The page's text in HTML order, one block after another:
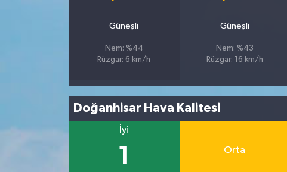
Güneşli
Nem: %44
Rüzgar: 6 km/h
Güneşli
Nem: %43
Rüzgar: 16 km/h
Doğanhisar Hava Kalitesi
İyi
1 Orta